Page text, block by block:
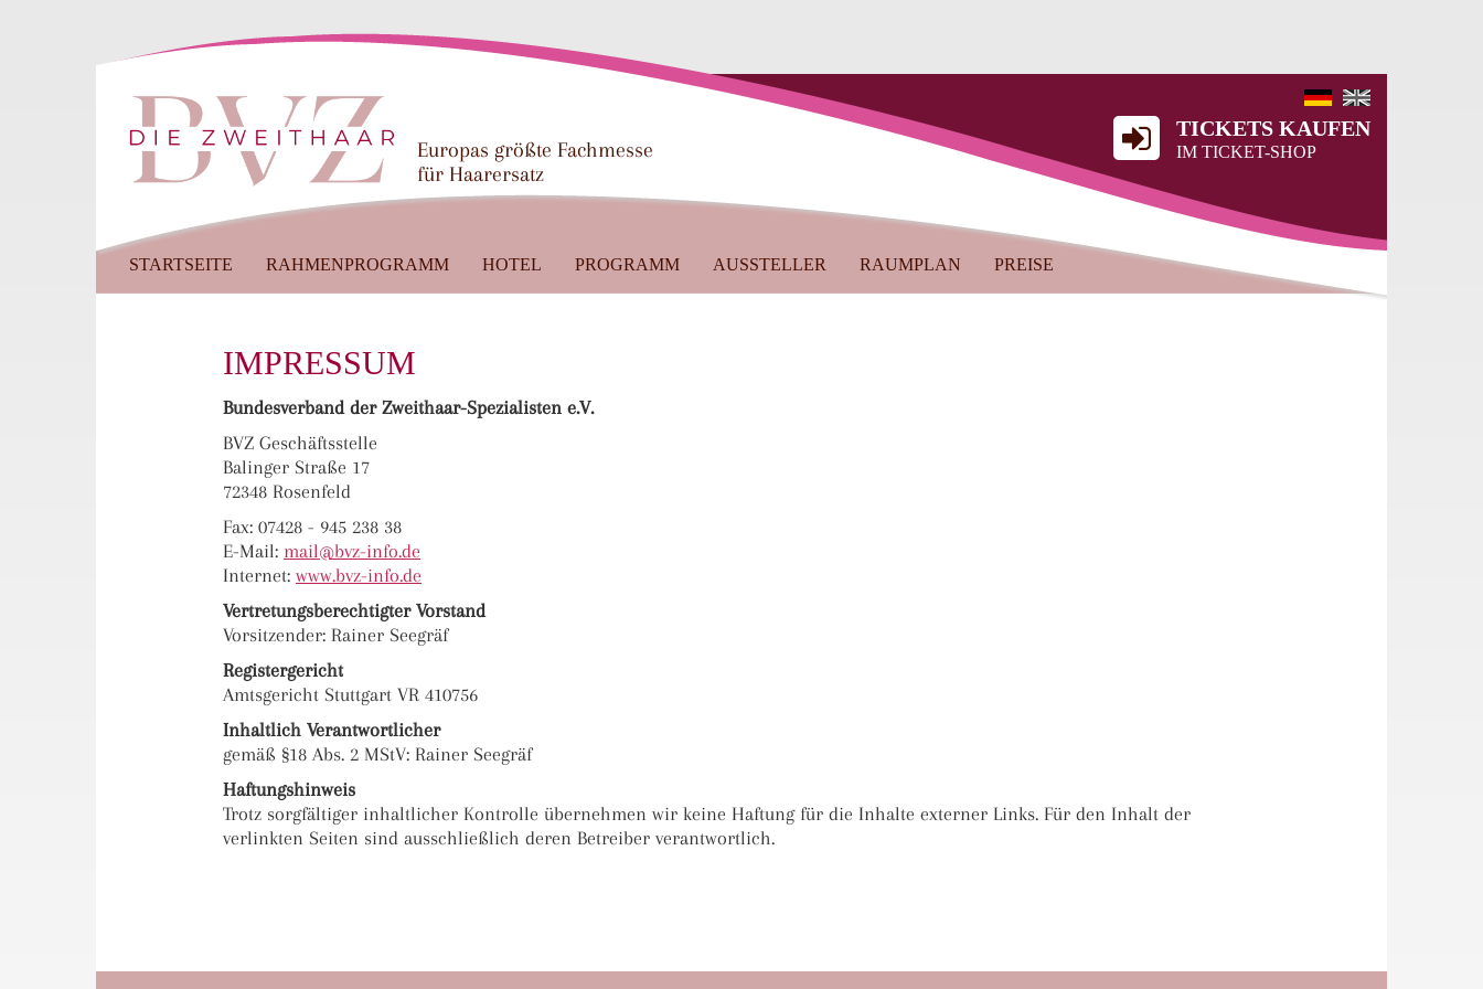
TICKETS KAUFEN
IM TICKET-SHOP
Europas größte Fachmesse
für Haarersatz
STARTSEITE RAHMENPROGRAMM HOTEL PROGRAMM AUSSTELLER RAUMPLAN PREISE
IMPRESSUM
Bundesverband der Zweithaar-Spezialisten e.V.
BVZ Geschäftsstelle
Balinger Straße 17
72348 Rosenfeld
Fax: 07428 - 945 238 38
E-Mail: mail@bvz-info.de
Internet: www.bvz-info.de
Vertretungsberechtigter Vorstand
Vorsitzender: Rainer Seegräf
Registergericht
Amtsgericht Stuttgart VR 410756
Inhaltlich Verantwortlicher
gemäß §18 Abs. 2 MStV: Rainer Seegräf
Haftungshinweis
Trotz sorgfältiger inhaltlicher Kontrolle übernehmen wir keine Haftung für die Inhalte externer Links. Für den Inhalt der
verlinkten Seiten sind ausschließlich deren Betreiber verantwortlich.